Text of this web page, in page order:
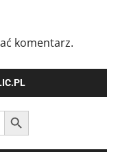
komentarz.
SEARCH BUTTON